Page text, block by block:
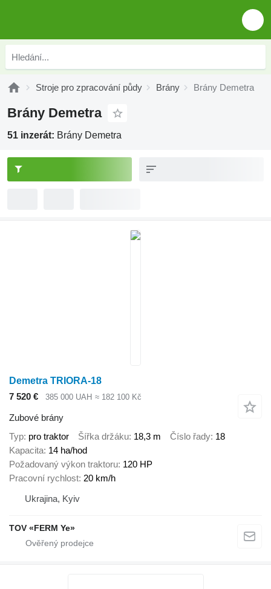
Stroje pro zpracování půdy Brány Brány Demetra
Brány Demetra
51 inzerát: Brány Demetra
Demetra TRIORA-18
7 520 €
385 000 UAH ≈ 182 100 Kč
Zubové brány
Typ pro traktor Šířka držáku 18,3 m Číslo řady 18
Kapacita 14 ha/hod
Požadovaný výkon traktoru 120 HP
Pracovní rychlost 20 km/h
Ukrajina, Kyiv
TOV «FERM Ye»